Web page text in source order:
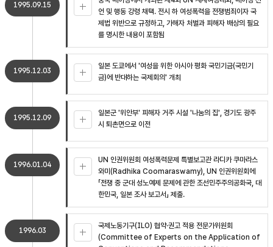
1995.09.15
언 및 행동 강령 채택. 전시 하 여성폭력을 전쟁범죄이자 국
제법 위반으로 규정하고, 가해자 처벌과 피해자 배상의 필요
를 명시한 내용이 포함됨
1995.12.03
일본 도쿄에서 '여성을 위한 아시아 평화 국민기금(국민기
금)에 반대하는 국제회의' 개최
1995.12.09
일본군 '위안부' 피해자 거주 시설 '나눔의 집', 경기도 광주
시 퇴촌면으로 이전
1996.01.04
UN 인권위원회 여성폭력문제 특별보고관 라디카 쿠마라스
와미(Radhika Coomaraswamy), UN 인권위원회에
「전쟁 중 군대 성노예제 문제에 관한 조선민주주의공화국, 대
한민국, 일본 조사 보고서」 제출.
1996.03
국제노동기구(ILO) 협약·권고 적용 전문가위원회
(Committee of Experts on the Application of